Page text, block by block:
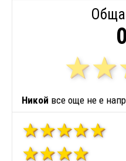
Обща
Никой все още не е